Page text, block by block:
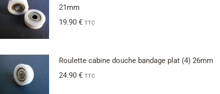
21mm
19.90 € TTC
Roulette cabine douche bandage plat (4) 26mm
24.90 € TTC